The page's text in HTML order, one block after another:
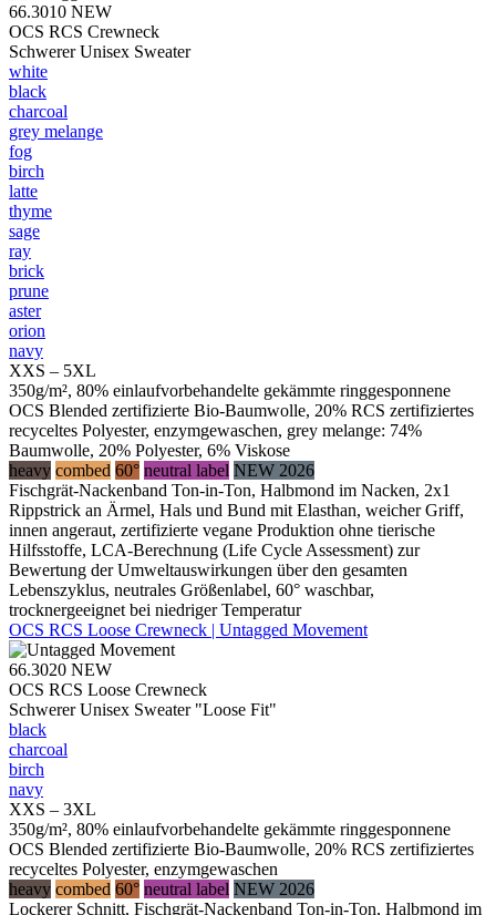
66.3010 NEW
OCS RCS Crewneck
Schwerer Unisex Sweater
white
black
charcoal
grey melange
fog
birch
latte
thyme
sage
ray
brick
prune
aster
orion
navy
XXS – 5XL
350g/m², 80% einlaufvorbehandelte gekämmte ringgesponnene
OCS Blended zertifizierte Bio-Baumwolle, 20% RCS zertifiziertes
recyceltes Polyester, enzymgewaschen, grey melange: 74%
Baumwolle, 20% Polyester, 6% Viskose
heavy combed 60° neutral label NEW 2026
Fischgrät-Nackenband Ton-in-Ton, Halbmond im Nacken, 2x1
Rippstrick an Ärmel, Hals und Bund mit Elasthan, weicher Griff,
innen angeraut, zertifizierte vegane Produktion ohne tierische
Hilfsstoffe, LCA-Berechnung (Life Cycle Assessment) zur
Bewertung der Umweltauswirkungen über den gesamten
Lebenszyklus, neutrales Größenlabel, 60° waschbar,
trocknergeeignet bei niedriger Temperatur
OCS RCS Loose Crewneck | Untagged Movement
66.3020 NEW
OCS RCS Loose Crewneck
Schwerer Unisex Sweater "Loose Fit"
black
charcoal
birch
navy
XXS – 3XL
350g/m², 80% einlaufvorbehandelte gekämmte ringgesponnene
OCS Blended zertifizierte Bio-Baumwolle, 20% RCS zertifiziertes
recyceltes Polyester, enzymgewaschen
heavy combed 60° neutral label NEW 2026
Lockerer Schnitt, Fischgrät-Nackenband Ton-in-Ton, Halbmond im